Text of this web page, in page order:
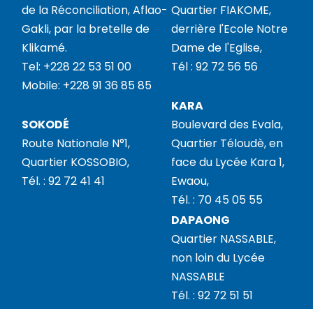
de la Réconciliation, Aflao-
Gakli, par la bretelle de
Klikamé.
Tel: +228 22 53 51 00
Mobile: +228 91 36 85 85
Quartier FIAKOME,
derrière l'Ecole Notre
Dame de l'Eglise,
Tél : 92 72 56 56
SOKODÉ
Route Nationale N°1,
Quartier KOSSOBIO,
Tél. : 92 72 41 41
KARA
Boulevard des Evala,
Quartier Téloudè, en
face du Lycée Kara 1,
Ewaou,
Tél. : 70 45 05 55
DAPAONG
Quartier NASSABLE,
non loin du Lycée
NASSABLE
Tél. : 92 72 51 51